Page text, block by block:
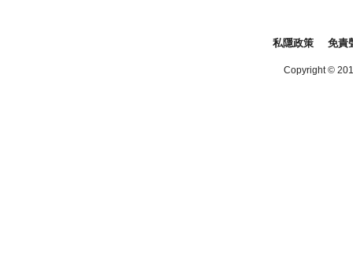
私隱政策 免責
Copyright ©